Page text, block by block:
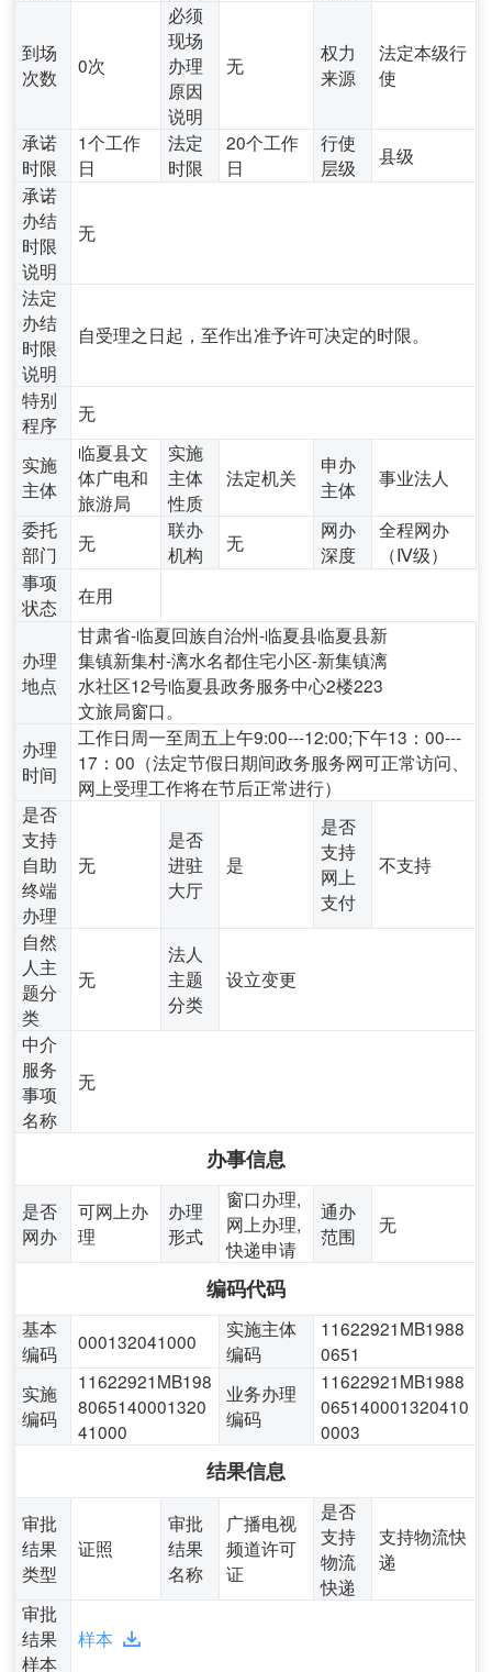
到场
次数
0次
必须
现场
办理
原因
说明
无
权力
来源
法定本级行
使
承诺
时限
1个工作
日
法定
时限
20个工作
日
行使
层级
县级
承诺
办结
时限
说明
无
法定
办结
时限
说明
自受理之日起，至作出准予许可决定的时限。
特别
程序
无
实施
主体
临夏县文
体广电和
旅游局
实施
主体
性质
法定机关
申办
主体
事业法人
委托
部门
无
联办
机构
无
网办
深度
全程网办
（Ⅳ级）
事项
状态
在用
办理
地点
甘肃省-临夏回族自治州-临夏县临夏县新
集镇新集村-漓水名都住宅小区-新集镇漓
水社区12号临夏县政务服务中心2楼223
文旅局窗口。
办理
时间
工作日周一至周五上午9:00---12:00;下午13：00---
17：00（法定节假日期间政务服务网可正常访问、
网上受理工作将在节后正常进行）
是否
支持
自助
终端
办理
无
是否
进驻
大厅
是
是否
支持
网上
支付
不支持
自然
人主
题分
类
无
法人
主题
分类
设立变更
中介
服务
事项
名称
无
办事信息
是否
网办
可网上办
理
办理
形式
窗口办理,
网上办理,
快递申请
通办
范围
无
编码代码
基本
编码
000132041000
实施主体
编码
11622921MB1988
0651
实施
编码
11622921MB198
8065140001320
41000
业务办理
编码
11622921MB1988
065140001320410
0003
结果信息
审批
结果
类型
证照
审批
结果
名称
广播电视
频道许可
证
是否
支持
物流
快递
支持物流快
递
审批
结果
样本
样本